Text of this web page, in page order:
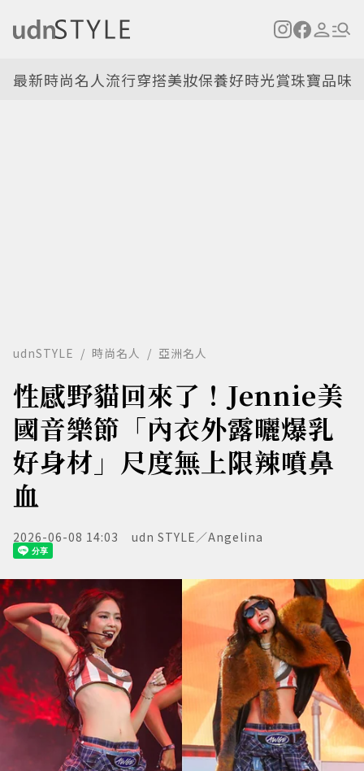
最新時尚名人流行穿搭美妝保養好時光賞珠寶品味
udnSTYLE 時尚名人 亞洲名人
性感野貓回來了！Jennie美
國音樂節「內衣外露曬爆乳
好身材」尺度無上限辣噴鼻
血
2026-06-08 14:03 udn STYLE／Angelina